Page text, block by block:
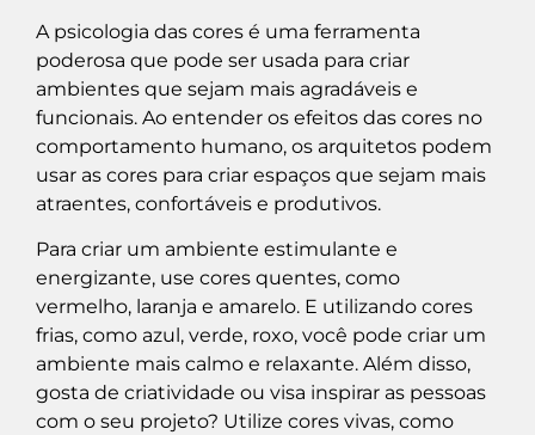
A psicologia das cores é uma ferramenta
poderosa que pode ser usada para criar
ambientes que sejam mais agradáveis e
funcionais. Ao entender os efeitos das cores no
comportamento humano, os arquitetos podem
usar as cores para criar espaços que sejam mais
atraentes, confortáveis e produtivos.
Para criar um ambiente estimulante e
energizante, use cores quentes, como
vermelho, laranja e amarelo. E utilizando cores
frias, como azul, verde, roxo, você pode criar um
ambiente mais calmo e relaxante. Além disso,
gosta de criatividade ou visa inspirar as pessoas
com o seu projeto? Utilize cores vivas, como